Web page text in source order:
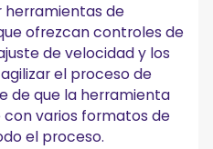
herramientas de
ofrezcan controles de
de velocidad y los
el proceso de
de que la herramienta
varios formatos de
el proceso.